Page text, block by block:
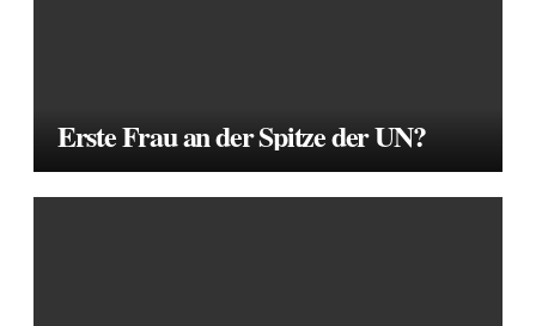
Erste Frau an der Spitze der UN?